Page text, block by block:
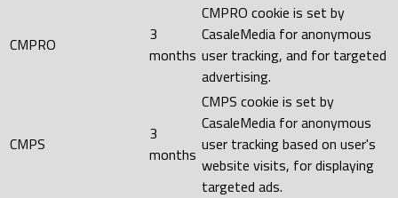
CMPRO
3
months
CMPRO cookie is set by
CasaleMedia for anonymous
user tracking, and for targeted
advertising.
CMPS
3
months
CMPS cookie is set by
CasaleMedia for anonymous
user tracking based on user's
website visits, for displaying
targeted ads.